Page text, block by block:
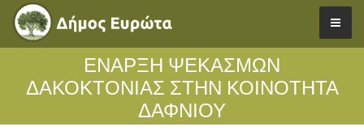
ΕΝΑΡΞΗ ΨΕΚΑΣΜΩΝ
ΔΑΚΟΚΤΟΝΙΑΣ ΣΤΗΝ ΚΟΙΝΟΤΗΤΑ
ΔΑΦΝΙΟΥ